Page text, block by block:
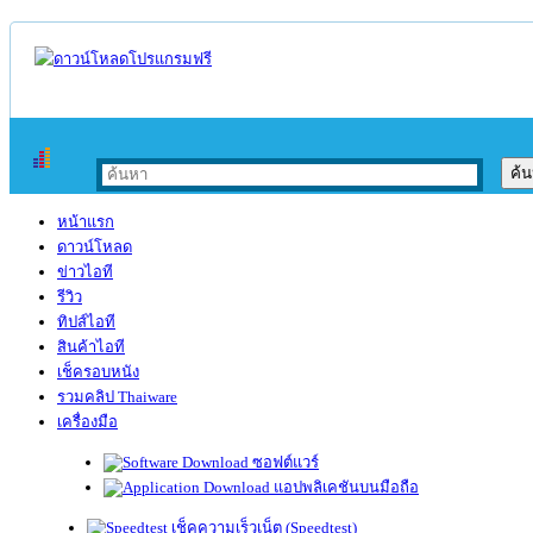
หน้าแรก
ดาวน์โหลด
ข่าวไอที
รีวิว
ทิปส์ไอที
สินค้าไอที
เช็ครอบหนัง
รวมคลิป Thaiware
เครื่องมือ
ซอฟต์แวร์
แอปพลิเคชันบนมือถือ
เช็คความเร็วเน็ต (Speedtest)